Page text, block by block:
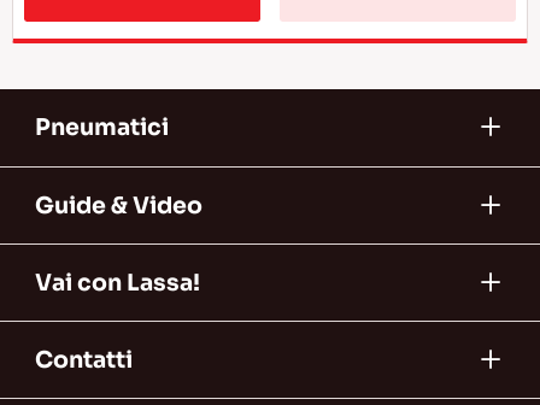
Pneumatici
Guide & Video
Vai con Lassa!
Contatti